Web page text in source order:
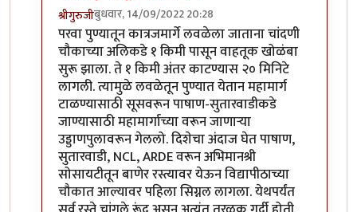
श्रीगुरुजीबुधवार, 14/09/2022 20:28
In reply toलेख विनोदी आहे की नाही यापेक्षाbyराजेंद्र
परवा पुण्यातून कात्रजमार्गे लवळेला जाताना चांदणी
चौकाच्या अलिकडे १ किमी पासून वाहतूक खोळंबा
सुरू झाला. ते १ किमी अंतर काटण्यास २० मिनिटे
लागली. त्यामुळे लवळेतून पुण्यात येतान महामार्ग
टाळण्यासाठी सूसवरून पाषाण-सुतारवाडीकडे
जाण्यासाठी महामार्गाच्या वरून जाणाऱ्या
उड्डाणपुलावरून गेललो. दिशेचा अंदाज घेत पाषाण,
सुतारवाडी, NCL, ARDE वरून अभिमानश्री
सोसायटीतून बाणेर रस्त्यावर येऊन विद्यापीठाच्या
चौकात आल्यावर पहिला सिग्नल लागला. येथपर्यंत